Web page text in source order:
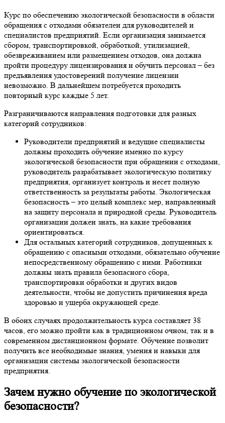
Курс по обеспечению экологической безопасности в области
обращения с отходами обязателен для руководителей и
специалистов предприятий. Если организация занимается
сбором, транспортировкой, обработкой, утилизацией,
обезвреживанием или размещением отходов, она должна
пройти процедуру лицензирования и обучить персонал – без
предъявления удостоверений получение лицензии
невозможно. В дальнейшем потребуется проходить
повторный курс каждые 5 лет.
Разграничиваются направления подготовки для разных
категорий сотрудников:
Руководители предприятий и ведущие специалисты
должны проходить обучение именно по курсу
экологической безопасности при обращении с отходами,
руководитель разрабатывает экологическую политику
предприятия, организует контроль и несет полную
ответственность за результаты работы. Экологическая
безопасность – это целый комплекс мер, направленный
на защиту персонала и природной среды. Руководитель
организации должен знать, на какие требования
ориентироваться.
Для остальных категорий сотрудников, допущенных к
обращению с опасными отходами, обязательно обучение
непосредственному обращению с ними. Работники
должны знать правила безопасного сбора,
транспортировки обработки и других видов
деятельности, чтобы не допустить причинения вреда
здоровью и ущерба окружающей среде.
В обоих случаях продолжительность курса составляет 38
часов, его можно пройти как в традиционном очном, так и в
современном дистанционном формате. Обучение позволит
получить все необходимые знания, умения и навыки для
организации системы экологической безопасности
предприятия.
Зачем нужно обучение по экологической
безопасности?